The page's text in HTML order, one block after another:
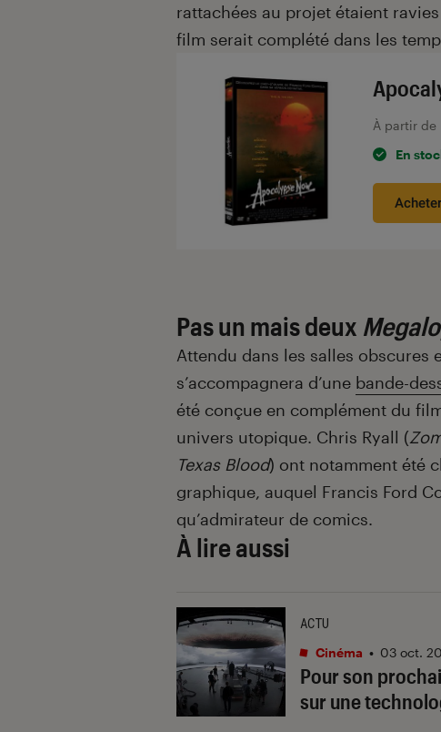
rattachées au projet étaient
film serait complété dans les
À partir de
En
Pas un mais deux
Attendu dans les salles obscures
s’accompagnera d’une bande-
été conçue en complément du
univers utopique. Chris Ryall (
Texas Blood) ont notamment été
graphique, auquel Francis Ford
qu’admirateur de comics.
À lire aussi
Pour son
sur une
ACTU
Cinéma • 03 oct.